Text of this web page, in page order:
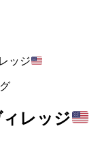
ッジ
レッジ